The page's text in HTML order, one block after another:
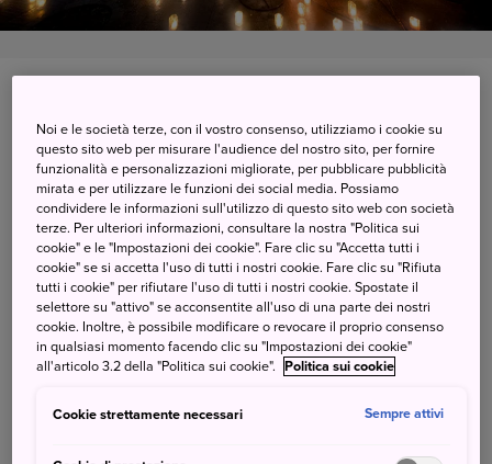
Visualizzare su Google Maps
Ricevere informazioni del traffico
Assapora lo spirito natalizio a
Karuizawa
Karuizawa è una meta apprezzata dagli abitanti di Tokyo
per sfuggire al caldo estivo, ma la sua bellezza invernale è
Noi e le società terze, con il vostro consenso, utilizziamo i cookie su
questo sito web per misurare l'audience del nostro sito, per fornire
funzionalità e personalizzazioni migliorate, per pubblicare pubblicità
mirata e per utilizzare le funzioni dei social media. Possiamo
condividere le informazioni sull'utilizzo di questo sito web con società
terze. Per ulteriori informazioni, consultare la nostra "Politica sui
cookie" e le "Impostazioni dei cookie". Fare clic su "Accetta tutti i
cookie" se si accetta l'uso di tutti i nostri cookie. Fare clic su "Rifiuta
tutti i cookie" per rifiutare l'uso di tutti i nostri cookie. Spostate il
selettore su "attivo" se acconsentite all'uso di una parte dei nostri
cookie. Inoltre, è possibile modificare o revocare il proprio consenso
in qualsiasi momento facendo clic su "Impostazioni dei cookie"
all'articolo 3.2 della "Politica sui cookie". Politica sui cookie
Cookie strettamente necessari Sempre attivi